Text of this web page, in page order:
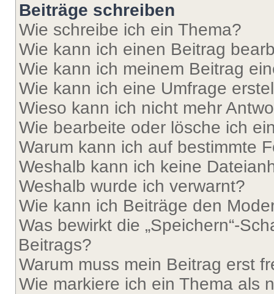
Beiträge schreiben
Wie schreibe ich ein Thema?
Wie kann ich einen Beitrag
Wie kann ich meinem Beitrag
Wie kann ich eine Umfrage
Wieso kann ich nicht mehr
Wie bearbeite oder lösche ich
Warum kann ich auf bestimmte
Weshalb kann ich keine
Weshalb wurde ich verwarnt?
Wie kann ich Beiträge den
Was bewirkt die „Speichern“-
Beitrags?
Warum muss mein Beitrag erst
Wie markiere ich ein Thema als